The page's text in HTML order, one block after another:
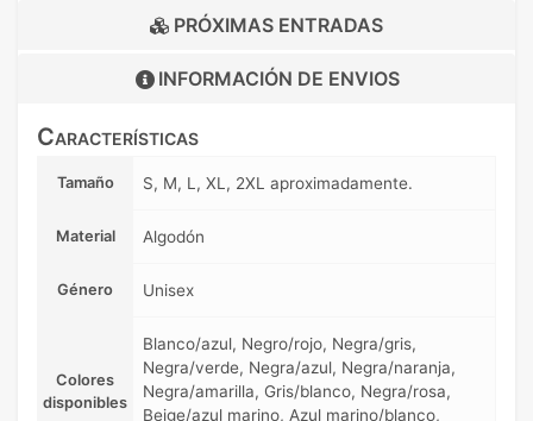
PRÓXIMAS ENTRADAS
INFORMACIÓN DE ENVIOS
Características
Tamaño S, M, L, XL, 2XL aproximadamente.
Material Algodón
Género Unisex
Colores
disponibles
Blanco/azul, Negro/rojo, Negra/gris,
Negra/verde, Negra/azul, Negra/naranja,
Negra/amarilla, Gris/blanco, Negra/rosa,
Beige/azul marino, Azul marino/blanco,